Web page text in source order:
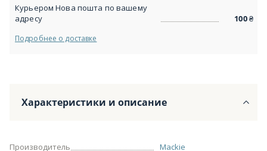
Курьером Нова пошта по вашему
адресу
100₴
Подробнее о доставке
Характеристики и описание
Производитель
Mackie